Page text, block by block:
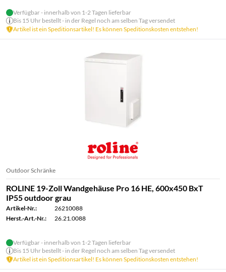
Verfügbar - innerhalb von 1-2 Tagen lieferbar
Bis 15 Uhr bestellt - in der Regel noch am selben Tag versendet
Artikel ist ein Speditionsartikel! Es können Speditionskosten entstehen!
Outdoor Schränke
ROLINE 19-Zoll Wandgehäuse Pro 16 HE, 600x450 BxT
IP55 outdoor grau
Artikel-Nr.:
26210088
Herst.-Art.-Nr.:
26.21.0088
Verfügbar - innerhalb von 1-2 Tagen lieferbar
Bis 15 Uhr bestellt - in der Regel noch am selben Tag versendet
Artikel ist ein Speditionsartikel! Es können Speditionskosten entstehen!